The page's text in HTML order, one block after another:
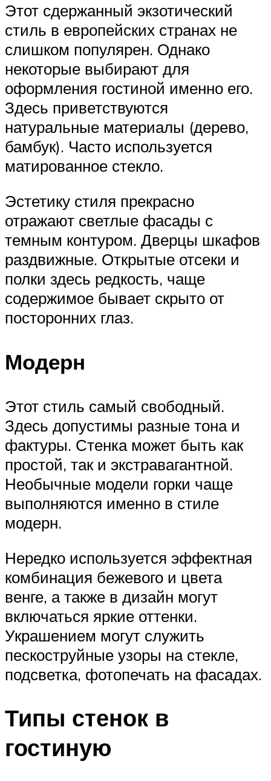
Этот сдержанный экзотический
стиль в европейских странах не
слишком популярен. Однако
некоторые выбирают для
оформления гостиной именно его.
Здесь приветствуются
натуральные материалы (дерево,
бамбук). Часто используется
матированное стекло.
Эстетику стиля прекрасно
отражают светлые фасады с
темным контуром. Дверцы шкафов
раздвижные. Открытые отсеки и
полки здесь редкость, чаще
содержимое бывает скрыто от
посторонних глаз.
Модерн
Этот стиль самый свободный.
Здесь допустимы разные тона и
фактуры. Стенка может быть как
простой, так и экстравагантной.
Необычные модели горки чаще
выполняются именно в стиле
модерн.
Нередко используется эффектная
комбинация бежевого и цвета
венге, а также в дизайн могут
включаться яркие оттенки.
Украшением могут служить
пескоструйные узоры на стекле,
подсветка, фотопечать на фасадах.
Типы стенок в
гостиную